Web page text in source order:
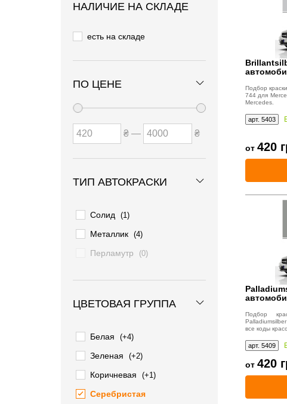
НАЛИЧИЕ НА СКЛАДЕ
есть на складе
ПО ЦЕНЕ
₴ — ₴
ТИП АВТОКРАСКИ
Солид (1)
Металлик (4)
Перламутр (0)
ЦВЕТОВАЯ ГРУППА
Белая (+4)
Зеленая (+2)
Коричневая (+1)
Серебристая
Подбор
744 для
Mercedes.
арт. 5403
от 420
Подбор
все коды
арт. 5409
от 420